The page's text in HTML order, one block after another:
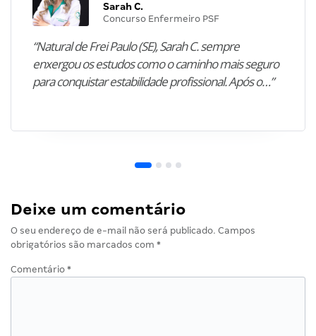
Sarah C.
Concurso Enfermeiro PSF
“Natural de Frei Paulo (SE), Sarah C. sempre
enxergou os estudos como o caminho mais seguro
para conquistar estabilidade profissional. Após o…”
Deixe um comentário
O seu endereço de e-mail não será publicado. Campos
obrigatórios são marcados com *
Comentário *